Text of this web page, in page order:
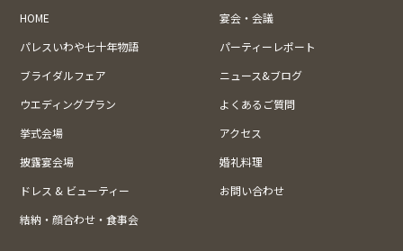
HOME
宴会・会議
パレスいわや七十年物語
パーティーレポート
ブライダルフェア
ニュース&ブログ
ウエディングプラン
よくあるご質問
挙式会場
アクセス
披露宴会場
婚礼料理
ドレス & ビューティー
お問い合わせ
結納・顔合わせ・食事会